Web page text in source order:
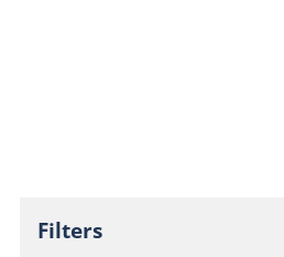
Filters